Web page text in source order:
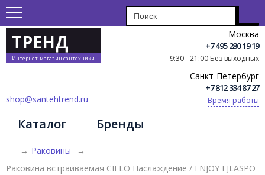
ТРЕНД
Интернет-магазин сантехники
Москва
+7 495 280 19 19
9:30 - 21:00 Без выходных
Санкт-Петербург
+7 812 334 87 27
Время работы
shop@santehtrend.ru
Каталог Бренды
→ Раковины
→
Раковина встраиваемая CIELO Наслаждение / ENJOY EJLASPO